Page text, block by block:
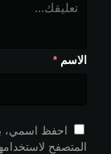
الاسم *
احفظ اسمي،
المتصفح